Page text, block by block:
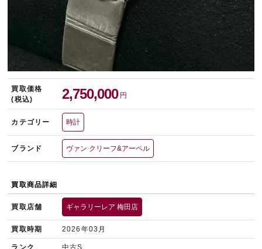
買取価格
(税込)
2,750,000 円
カテゴリー 時計
ブランド ヴァン クリーフ&アーペル
買取商品詳細
買取店舗 ギャラリーレア 梅田店
買取時期 2026年03月